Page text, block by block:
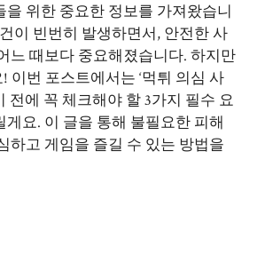
을 위한 중요한 정보를 가져왔습니
이 빈번히 발생하면서, 안전한 사
느 때보다 중요해졌습니다. 하지만
이번 포스트에서는 ‘먹튀 의심 사
전에 꼭 체크해야 할 3가지 필수 요
게요. 이 글을 통해 불필요한 피해
하고 게임을 즐길 수 있는 방법을